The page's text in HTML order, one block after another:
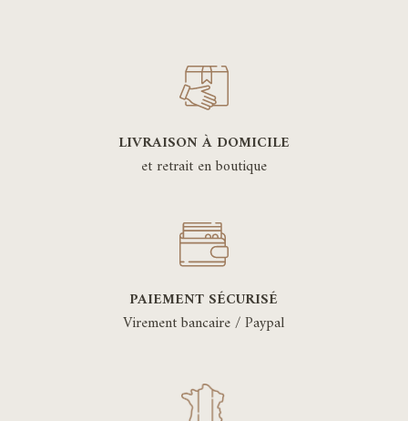
LIVRAISON À DOMICILE
et retrait en boutique
PAIEMENT SÉCURISÉ
Virement bancaire / Paypal